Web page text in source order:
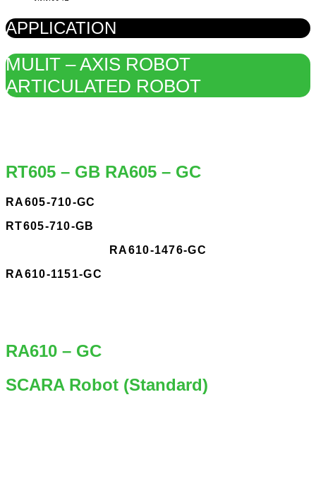
APPLICATION
MULIT – AXIS ROBOT
ARTICULATED ROBOT
RT605 – GB RA605 – GC
RA605-710-GC
RT605-710-GB
RA610-1476-GC
RA610-1151-GC
RA610 – GC
SCARA Robot (Standard)